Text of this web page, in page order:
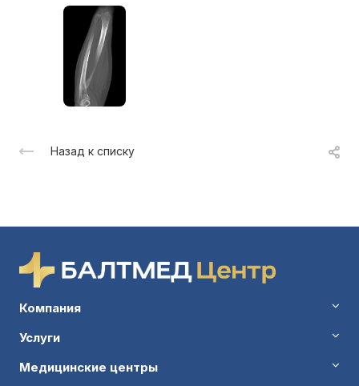
Назад к списку
Компания
Услуги
Медицинские центры